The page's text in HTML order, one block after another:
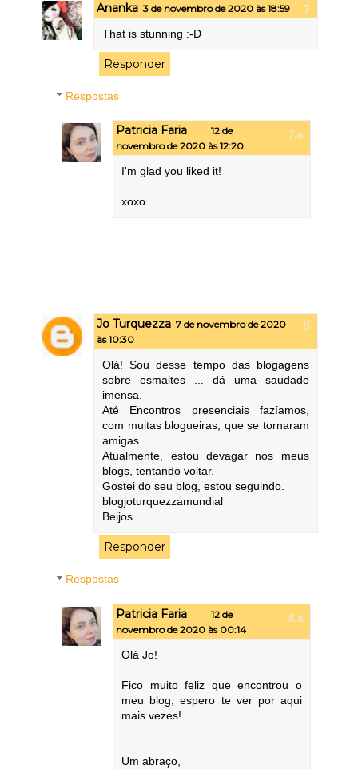
Ananka 3 de novembro de 2020 às 18:59
That is stunning :-D
Responder
Respostas
Patricia Faria
12 de
novembro de 2020 às 12:20
I'm glad you liked it!
xoxo
Jo Turquezza 7 de novembro de 2020
às 10:30
Olá! Sou desse tempo das blogagens
sobre esmaltes ... dá uma saudade
imensa.
Até Encontros presenciais fazíamos,
com muitas blogueiras, que se tornaram
amigas.
Atualmente, estou devagar nos meus
blogs, tentando voltar.
Gostei do seu blog, estou seguindo.
blogjoturquezzamundial
Beijos.
Responder
Respostas
Patricia Faria
12 de
novembro de 2020 às 00:14
Olá Jo!
Fico muito feliz que encontrou o
meu blog, espero te ver por aqui
mais vezes!
Um abraço,